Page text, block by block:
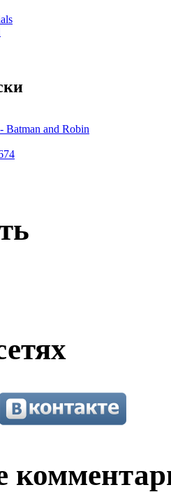
Batman and Robin